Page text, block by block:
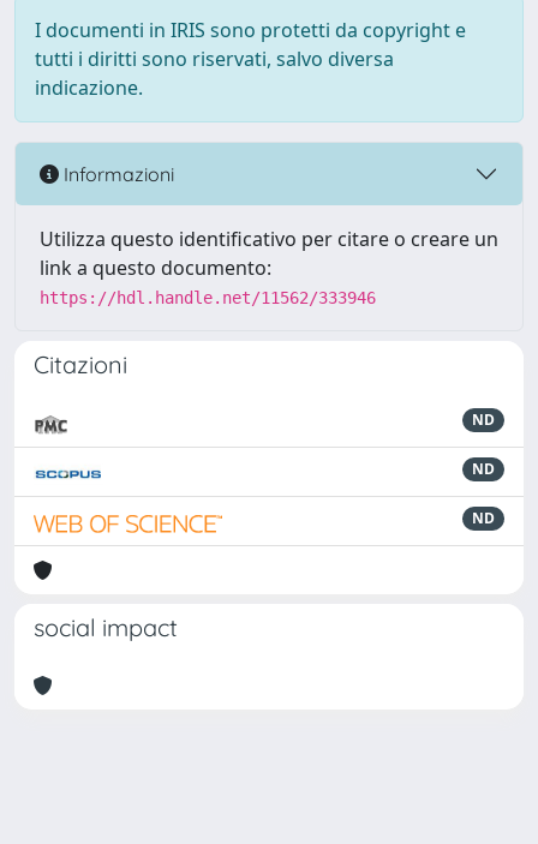
I documenti in IRIS sono protetti da copyright e
tutti i diritti sono riservati, salvo diversa
indicazione.
Informazioni
Utilizza questo identificativo per citare o creare un
link a questo documento:
https://hdl.handle.net/11562/333946
Citazioni
ND
ND
ND
social impact